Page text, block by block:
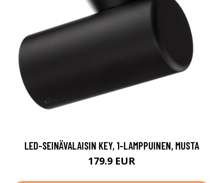
LED-SEINÄVALAISIN KEY, 1-LAMPPUINEN, MUSTA
179.9 EUR